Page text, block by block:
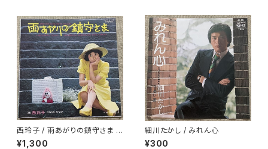
西玲子 / 雨あがりの鎮守さま プ
ロモ
¥1,300
細川たかし / みれん心
¥300